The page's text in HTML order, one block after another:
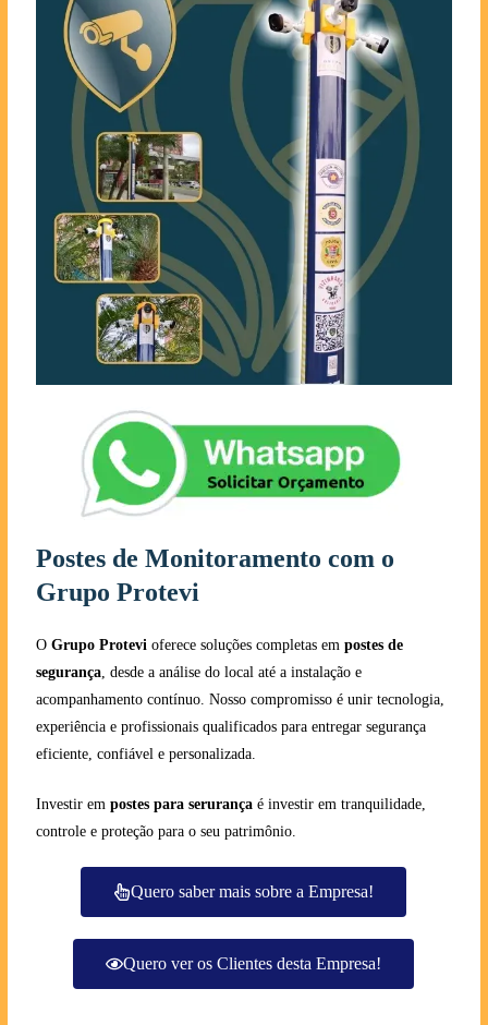
Postes de Monitoramento com o
Grupo Protevi
O Grupo Protevi oferece soluções completas em postes de
segurança, desde a análise do local até a instalação e
acompanhamento contínuo. Nosso compromisso é unir tecnologia,
experiência e profissionais qualificados para entregar segurança
eficiente, confiável e personalizada.
Investir em postes para serurançaé investir em tranquilidade,
controle e proteção para o seu patrimônio.
Quero saber mais sobre a Empresa!
Quero ver os Clientes desta Empresa!